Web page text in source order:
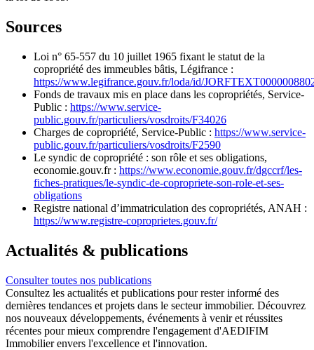
Sources
Loi n° 65-557 du 10 juillet 1965 fixant le statut de la
copropriété des immeubles bâtis, Légifrance :
https://www.legifrance.gouv.fr/loda/id/
Fonds de travaux mis en place dans les copropriétés, Service-
Public : https://www.service-
public.gouv.fr/particuliers/vosdroits/F34026
Charges de copropriété, Service-Public : https://www.service-
public.gouv.fr/particuliers/vosdroits/F2590
Le syndic de copropriété : son rôle et ses obligations,
economie.gouv.fr : https://www.economie.gouv.fr/dgccrf/les-
fiches-pratiques/le-syndic-de-copropriete-son-role-et-ses-
obligations
Registre national d’immatriculation des copropriétés, ANAH :
https://www.registre-coproprietes.gouv.fr/
Actualités & publications
Consulter toutes nos publications
Consultez les actualités et publications pour rester informé des
dernières tendances et projets dans le secteur immobilier. Découvrez
nos nouveaux développements, événements à venir et réussites
récentes pour mieux comprendre l'engagement d'AEDIFIM
Immobilier envers l'excellence et l'innovation.